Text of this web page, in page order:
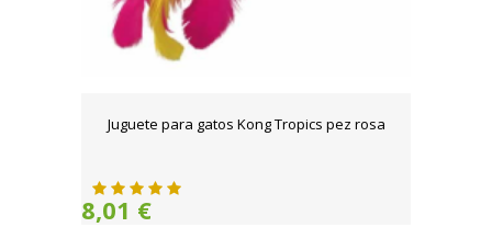
Juguete para gatos Kong Tropics pez rosa
8,01 €